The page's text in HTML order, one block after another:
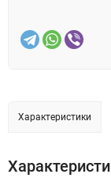
Характеристики